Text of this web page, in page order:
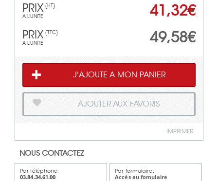
PRIX {HT}
A L'UNITE
41,32€
PRIX {TTC}
A L'UNITE
49,58€
J'AJOUTE A MON PANIER
AJOUTER AUX FAVORIS
IMPRIMER
NOUS CONTACTEZ
Par téléphone:
03.84.34.61.00
Par formulaire:
Accès au fomulaire